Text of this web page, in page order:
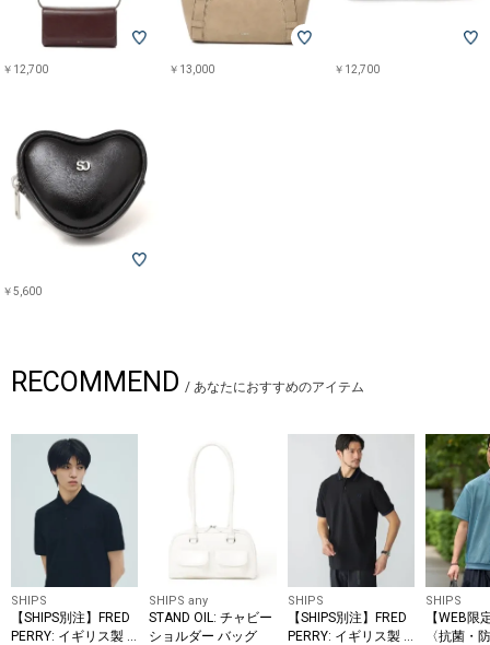
￥12,700 ￥13,000 ￥12,700
￥5,600
RECOMMEND / あなたにおすすめのアイテム
SHIPS
【SHIPS別注】FRED
PERRY: イギリス製 M
SHIPS any
STAND OIL: チャビー
ショルダー バッグ
SHIPS
【SHIPS別注】FRED
PERRY: イギリス製 M
SHIPS
【WEB限
〈抗菌・